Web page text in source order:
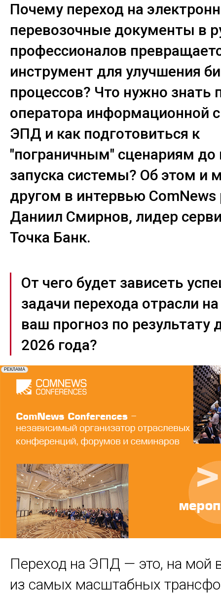
Почему переход на
перевозочные документы в
профессионалов
инструмент для улучшения
процессов? Что нужно знать
оператора информационной
ЭПД и как подготовиться к
"пограничным" сценариям до
запуска системы? Об этом и
другом в интервью ComNews
Даниил Смирнов, лидер
Точка Банк.
От чего будет зависеть
задачи перехода отрасли
ваш прогноз по результату
2026 года?
Переход на ЭПД — это, на мой
из самых масштабных